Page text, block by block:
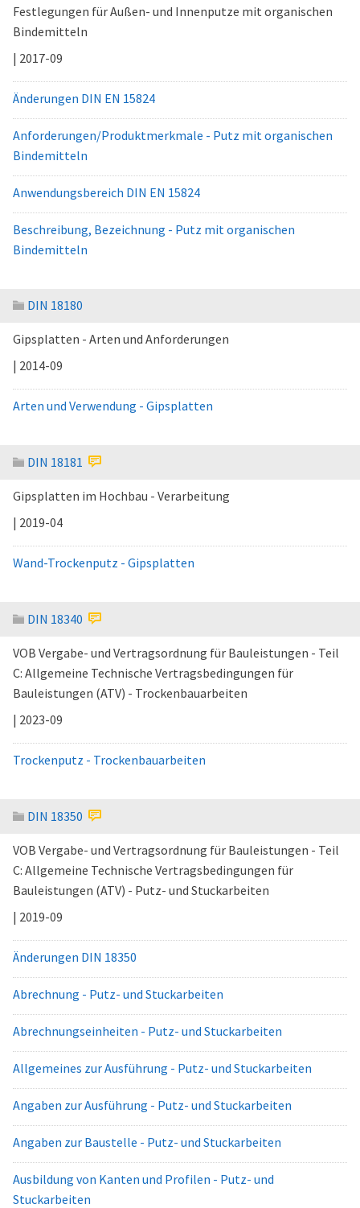
Festlegungen für Außen- und Innenputze mit organischen
Bindemitteln
| 2017-09
Änderungen DIN EN 15824
Anforderungen/Produktmerkmale - Putz mit organischen
Bindemitteln
Anwendungsbereich DIN EN 15824
Beschreibung, Bezeichnung - Putz mit organischen
Bindemitteln
DIN 18180
Gipsplatten - Arten und Anforderungen
| 2014-09
Arten und Verwendung - Gipsplatten
DIN 18181
Gipsplatten im Hochbau - Verarbeitung
| 2019-04
Wand-Trockenputz - Gipsplatten
DIN 18340
VOB Vergabe- und Vertragsordnung für Bauleistungen - Teil
C: Allgemeine Technische Vertragsbedingungen für
Bauleistungen (ATV) - Trockenbauarbeiten
| 2023-09
Trockenputz - Trockenbauarbeiten
DIN 18350
VOB Vergabe- und Vertragsordnung für Bauleistungen - Teil
C: Allgemeine Technische Vertragsbedingungen für
Bauleistungen (ATV) - Putz- und Stuckarbeiten
| 2019-09
Änderungen DIN 18350
Abrechnung - Putz- und Stuckarbeiten
Abrechnungseinheiten - Putz- und Stuckarbeiten
Allgemeines zur Ausführung - Putz- und Stuckarbeiten
Angaben zur Ausführung - Putz- und Stuckarbeiten
Angaben zur Baustelle - Putz- und Stuckarbeiten
Ausbildung von Kanten und Profilen - Putz- und
Stuckarbeiten